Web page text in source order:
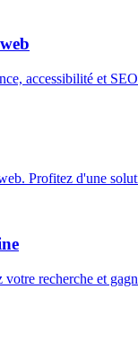
accessibilité et
Profitez d'une
recherche et